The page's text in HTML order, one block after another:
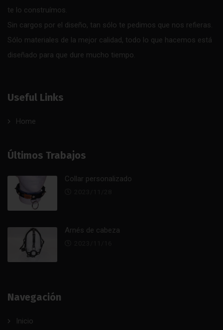
te lo construímos.
Sin cargos por el diseño, tan sólo te pedimos que nos refieras.
Sólo materiales de la mejor calidad, todo lo que hacemos está
diseñado para que dure mucho tiempo.
Useful Links
Home
Últimos Trabajos
Collar personalizado
Arnés de cabeza
Navegación
Inicio